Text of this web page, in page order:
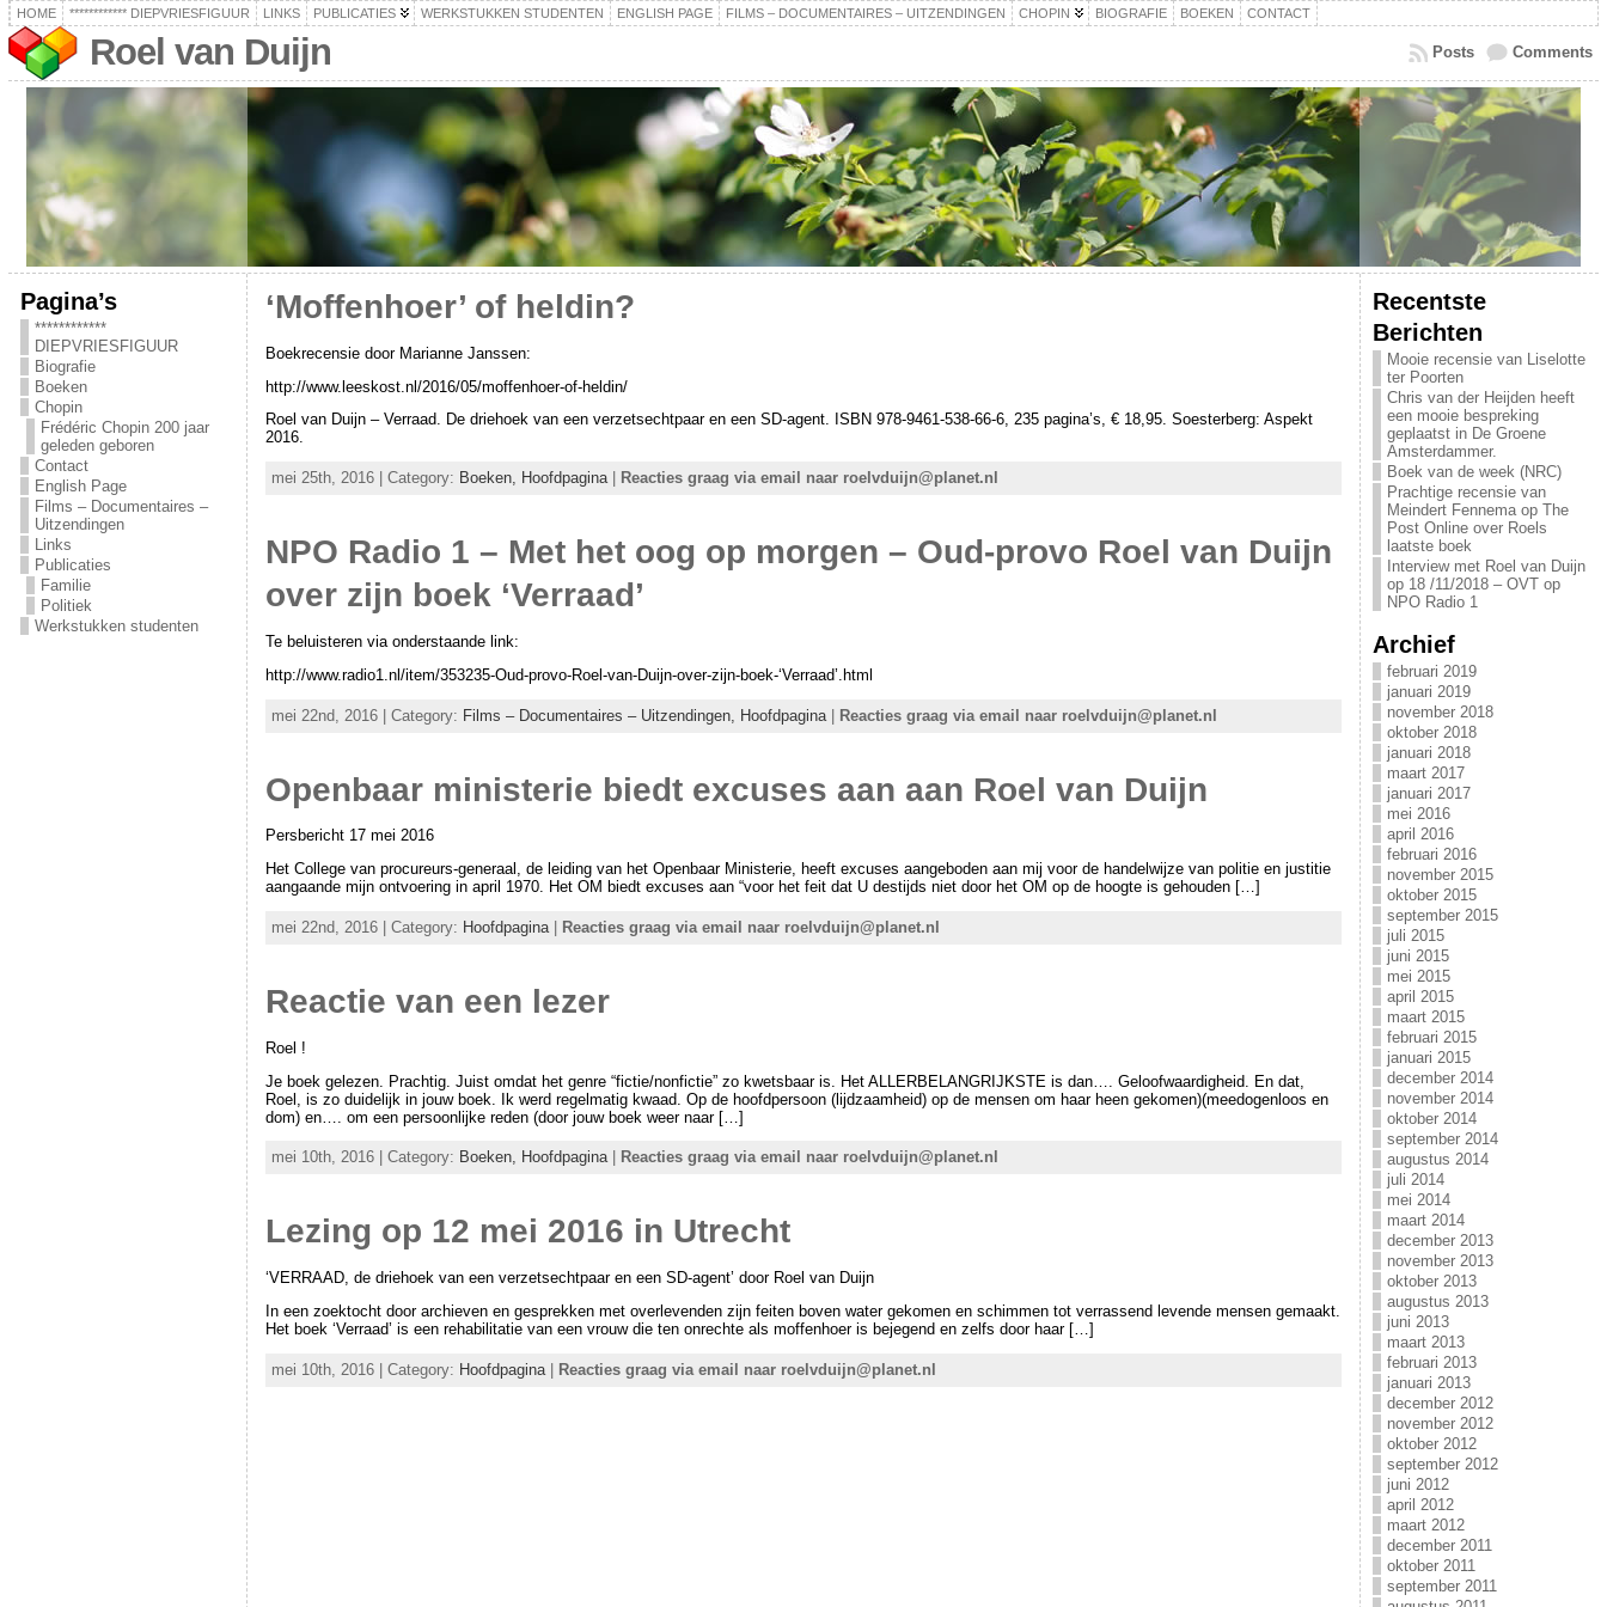
HOME ************ DIEPVRIESFIGUUR LINKS PUBLICATIES WERKSTUKKEN STUDENTEN ENGLISH PAGE FILMS – DOCUMENTAIRES – UITZENDINGEN CHOPIN BIOGRAFIE BOEKEN CONTACT
Roel van Duijn Comments
Posts
Pagina’s
************
DIEPVRIESFIGUUR
Biografie
Boeken
Chopin
Frédéric Chopin 200 jaar
geleden geboren
Contact
English Page
Films – Documentaires –
Uitzendingen
Links
Publicaties
Familie
Politiek
Werkstukken studenten
‘Moffenhoer’ of heldin?
Boekrecensie door Marianne Janssen:
http://www.leeskost.nl/2016/05/moffenhoer-of-heldin/
Roel van Duijn – Verraad. De driehoek van een verzetsechtpaar en een SD-agent. ISBN 978-9461-538-66-6, 235 pagina’s, € 18,95. Soesterberg: Aspekt
2016.
mei 25th, 2016 | Category: Boeken, Hoofdpagina| Reacties graag via email naar roelvduijn@planet.nl
NPO Radio 1 – Met het oog op morgen – Oud-provo Roel van Duijn
over zijn boek ‘Verraad’
Te beluisteren via onderstaande link:
http://www.radio1.nl/item/353235-Oud-provo-Roel-van-Duijn-over-zijn-boek-‘Verraad’.html
mei 22nd, 2016 | Category: Films – Documentaires – Uitzendingen, Hoofdpagina| Reacties graag via email naar roelvduijn@planet.nl
Openbaar ministerie biedt excuses aan aan Roel van Duijn
Persbericht 17 mei 2016
Het College van procureurs-generaal, de leiding van het Openbaar Ministerie, heeft excuses aangeboden aan mij voor de handelwijze van politie en justitie
aangaande mijn ontvoering in april 1970. Het OM biedt excuses aan “voor het feit dat U destijds niet door het OM op de hoogte is gehouden […]
mei 22nd, 2016 | Category: Hoofdpagina| Reacties graag via email naar roelvduijn@planet.nl
Reactie van een lezer
Roel !
Je boek gelezen. Prachtig. Juist omdat het genre “fictie/nonfictie” zo kwetsbaar is. Het ALLERBELANGRIJKSTE is dan…. Geloofwaardigheid. En dat,
Roel, is zo duidelijk in jouw boek. Ik werd regelmatig kwaad. Op de hoofdpersoon (lijdzaamheid) op de mensen om haar heen gekomen)(meedogenloos en
dom) en…. om een persoonlijke reden (door jouw boek weer naar […]
mei 10th, 2016 | Category: Boeken, Hoofdpagina| Reacties graag via email naar roelvduijn@planet.nl
Lezing op 12 mei 2016 in Utrecht
‘VERRAAD, de driehoek van een verzetsechtpaar en een SD-agent’ door Roel van Duijn
In een zoektocht door archieven en gesprekken met overlevenden zijn feiten boven water gekomen en schimmen tot verrassend levende mensen gemaakt.
Het boek ‘Verraad’ is een rehabilitatie van een vrouw die ten onrechte als moffenhoer is bejegend en zelfs door haar […]
mei 10th, 2016 | Category: Hoofdpagina| Reacties graag via email naar roelvduijn@planet.nl
Recentste
Berichten
Mooie recensie van Liselotte
ter Poorten
Chris van der Heijden heeft
een mooie bespreking
geplaatst in De Groene
Amsterdammer.
Boek van de week (NRC)
Prachtige recensie van
Meindert Fennema op The
Post Online over Roels
laatste boek
Interview met Roel van Duijn
op 18 /11/2018 – OVT op
NPO Radio 1
Archief
februari 2019
januari 2019
november 2018
oktober 2018
januari 2018
maart 2017
januari 2017
mei 2016
april 2016
februari 2016
november 2015
oktober 2015
september 2015
juli 2015
juni 2015
mei 2015
april 2015
maart 2015
februari 2015
januari 2015
december 2014
november 2014
oktober 2014
september 2014
augustus 2014
juli 2014
mei 2014
maart 2014
december 2013
november 2013
oktober 2013
augustus 2013
juni 2013
maart 2013
februari 2013
januari 2013
december 2012
november 2012
oktober 2012
september 2012
juni 2012
april 2012
maart 2012
december 2011
oktober 2011
september 2011